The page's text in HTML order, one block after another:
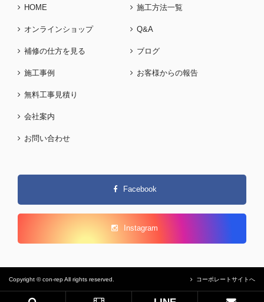
HOME
オンラインショップ
補修の仕方を見る
施工事例
施工方法一覧
Q&A
ブログ
お客様からの報告
無料工事見積り
会社案内
お問い合わせ
Facebook
Instagram
Copyright © con-rep All rights reserved. コーポレートサイトへ